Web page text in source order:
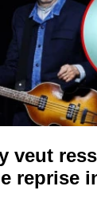
veut
reprise